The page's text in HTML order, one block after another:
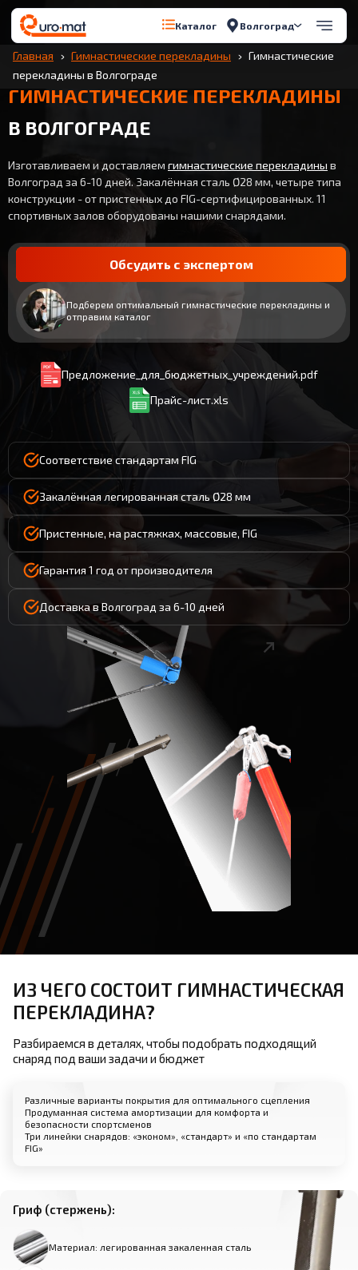
Каталог Волгоград
Главная Гимнастические перекладины
Гимнастические
перекладины в Волгограде
ГИМНАСТИЧЕСКИЕ ПЕРЕКЛАДИНЫ
В ВОЛГОГРАДЕ
Изготавливаем и доставляем гимнастические перекладины в
Волгоград за 6-10 дней. Закалённая сталь Ø28 мм, четыре типа
конструкции - от пристенных до FIG-сертифицированных. 11
спортивных залов оборудованы нашими снарядами.
Обсудить с экспертом
Подберем оптимальный гимнастические перекладины и
отправим каталог
Предложение_для_бюджетных_учреждений.pdf
Прайс-лист.xls
Соответствие стандартам FIG
Закалённая легированная сталь Ø28 мм
Пристенные, на растяжках, массовые, FIG
Гарантия 1 год от производителя
Доставка в Волгоград за 6-10 дней
ИЗ ЧЕГО СОСТОИТ ГИМНАСТИЧЕСКАЯ
ПЕРЕКЛАДИНА?
Разбираемся в деталях, чтобы подобрать подходящий
снаряд под ваши задачи и бюджет
Различные варианты покрытия для оптимального сцепления
Продуманная система амортизации для комфорта и
безопасности спортсменов
Три линейки снарядов: «эконом», «стандарт» и «по стандартам
FIG»
Гриф (стержень):
Материал: легированная закаленная сталь